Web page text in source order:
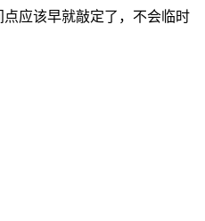
应该早就敲定了，不会临时